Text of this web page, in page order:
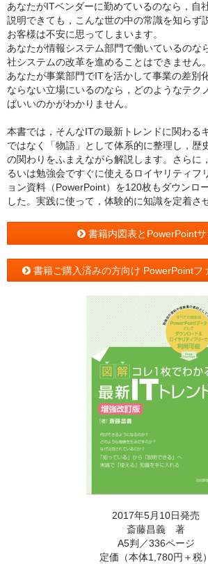
あなたがITベンダーに勤めているのなら，自
説明できても，こんな世の中の常識を知らず
お客様は不安に思ってしまいます。
あなたが情報システム部門で働いているのな
社システムの改革を進めることはできません。
あなたが事業部門でITを活かして事業の差別
ならない立場にいるのなら，どのようなテク
ばいいのかがわかりません。
本書では，そんなITの最新トレンドに関わる
ではなく「物語」として体系的に整理し，歴
の関わりをふまえながら解説します。さらに
るいは勉強会ですぐに使えるロイヤリティフ
ョン資料（PowerPoint）を120枚もダウンロ
した。実践に使って，体験的に知識を定着さ
書籍内図表とPowerPoint
書籍ご購入済みの方向け PowerPointフ
2017年5月10日発売
斎藤昌義 著
A5判／336ページ
定価（本体1,780円＋税）